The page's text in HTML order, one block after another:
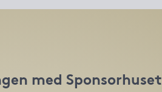
med Sponsorhuset